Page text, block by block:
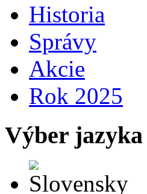
Historia
Správy
Akcie
Rok 2025
Výber jazyka